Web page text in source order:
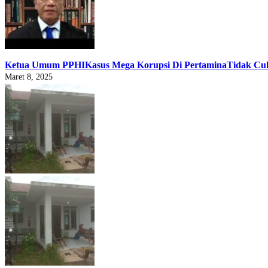
Ketua Umum PPHIKasus Mega Korupsi Di PertaminaTidak
Maret 8, 2025